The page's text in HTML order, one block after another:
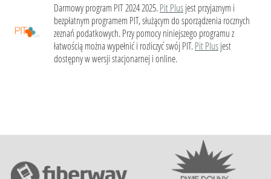
Darmowy program PIT 2024 2025.Pit Plusjest przyjaznym i
bezpłatnym programem PIT, służącym do sporządzenia rocznych
zeznań podatkowych. Przy pomocy niniejszego programu z
łatwością można wypełnić i rozliczyć swój PIT.Pit Plusjest
dostępny w wersji stacjonarnej i online.